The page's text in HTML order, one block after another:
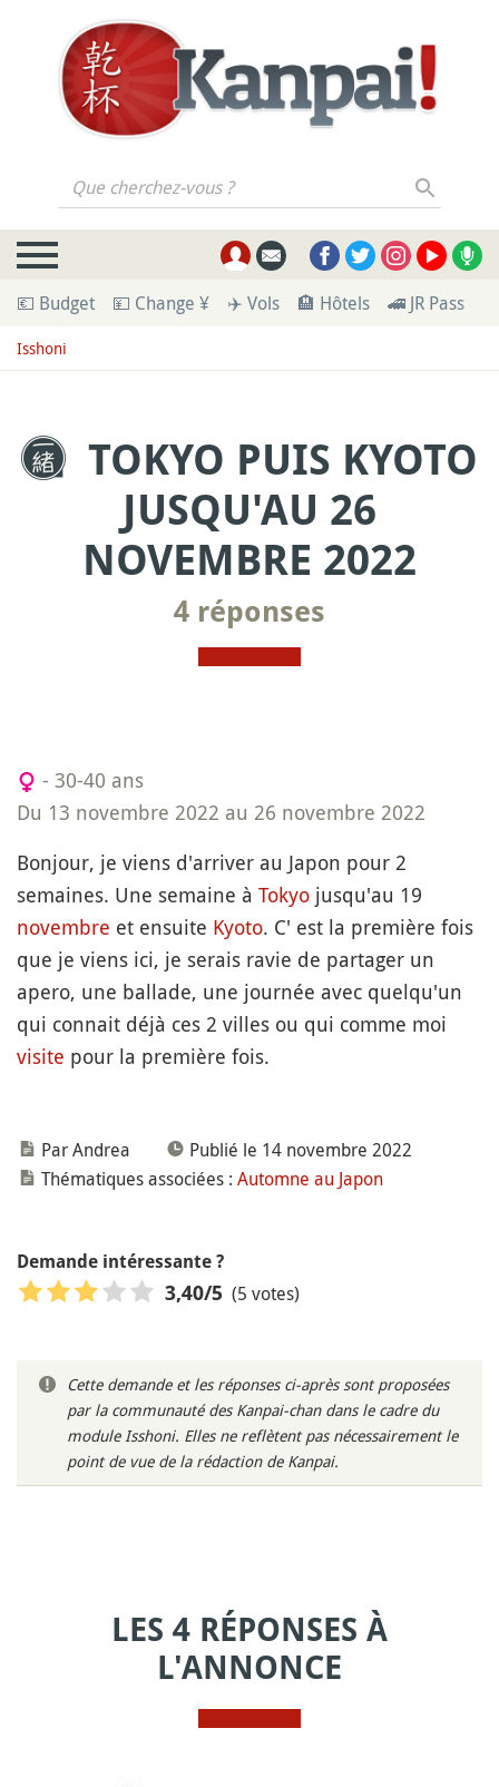
Que cherchez-vous ?
💶 Budget 💴 Change ¥ ✈️ Vols 🏨 Hôtels 🚄 JR Pass
Isshoni
TOKYO PUIS KYOTO
JUSQU'AU 26
NOVEMBRE 2022
4 réponses
- 30-40 ans
Du 13 novembre 2022 au 26 novembre 2022
Bonjour, je viens d'arriver au Japon pour 2
semaines. Une semaine à Tokyo jusqu'au 19
novembre et ensuite Kyoto. C' est la première fois
que je viens ici, je serais ravie de partager un
apero, une ballade, une journée avec quelqu'un
qui connait déjà ces 2 villes ou qui comme moi
visite pour la première fois.
Par Andrea
Publié le 14 novembre 2022
Thématiques associées : Automne au Japon
Demande intéressante ?
3,40/5 (5 votes)
Cette demande et les réponses ci-après sont proposées
par la communauté des Kanpai-chan dans le cadre du
module Isshoni. Elles ne reflètent pas nécessairement le
point de vue de la rédaction de Kanpai.
LES 4 RÉPONSES À
L'ANNONCE